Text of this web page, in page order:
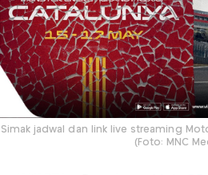
Simak jadwal dan link live streaming
(Foto: MNC